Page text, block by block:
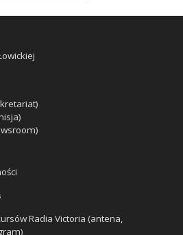
Radia Victoria (antena,